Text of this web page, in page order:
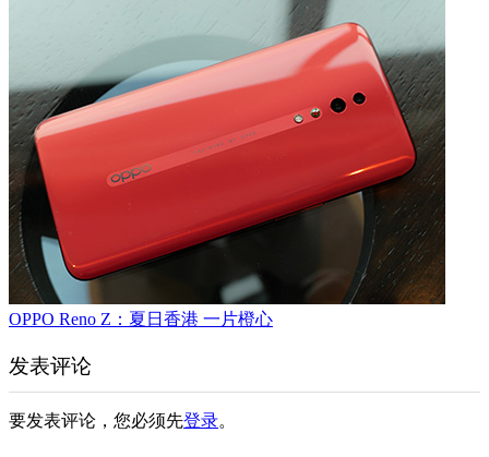
OPPO Reno Z：夏日香港 一片橙心
发表评论
要发表评论，您必须先登录。